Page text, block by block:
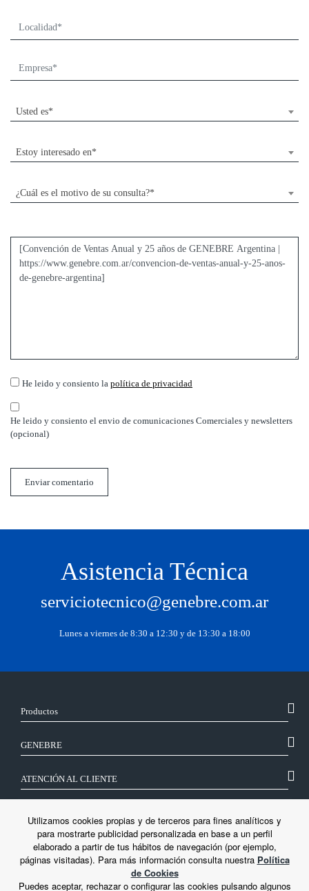
Usted es*
Estoy interesado en*
¿Cuál es el motivo de su consulta?*
He leido y consiento la política de privacidad
He leido y consiento el envio de comunicaciones Comerciales y newsletters
(opcional)
Enviar comentario
Asistencia Técnica
serviciotecnico@genebre.com.ar
Lunes a viernes de 8:30 a 12:30 y de 13:30 a 18:00
Productos
GENEBRE
ATENCIÓN AL CLIENTE
LEGAL
Utilizamos cookies propias y de terceros para fines analíticos y
para mostrarte publicidad personalizada en base a un perfil
elaborado a partir de tus hábitos de navegación (por ejemplo,
páginas visitadas). Para más información consulta nuestra Política
de Cookies
Puedes aceptar, rechazar o configurar las cookies pulsando algunos